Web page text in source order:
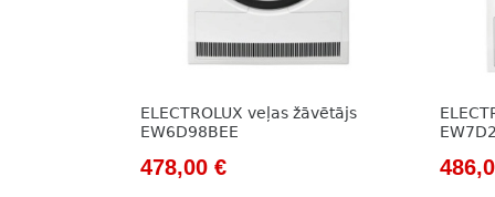
ELECTROLUX veļas žāvētājs
EW6D98BEE
Original
478,00 €Current